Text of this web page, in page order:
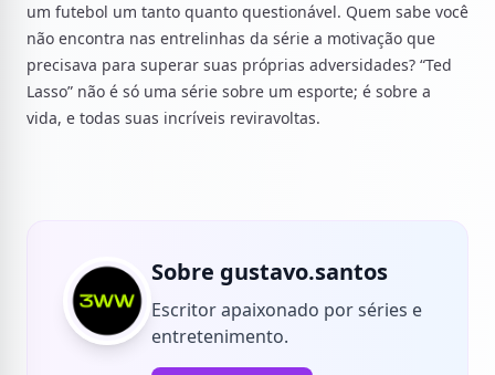
um futebol um tanto quanto questionável. Quem sabe você
não encontra nas entrelinhas da série a motivação que
precisava para superar suas próprias adversidades? “Ted
Lasso” não é só uma série sobre um esporte; é sobre a
vida, e todas suas incríveis reviravoltas.
Sobre gustavo.santos
Escritor apaixonado por séries e
entretenimento.